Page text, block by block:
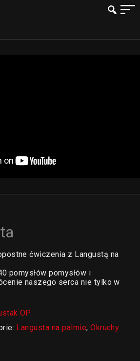
ćwiczenia z Langustą na
pomysłów pomysłów i
naszego serca nie tylko w
OP
Langusta na palmie,Okruchy